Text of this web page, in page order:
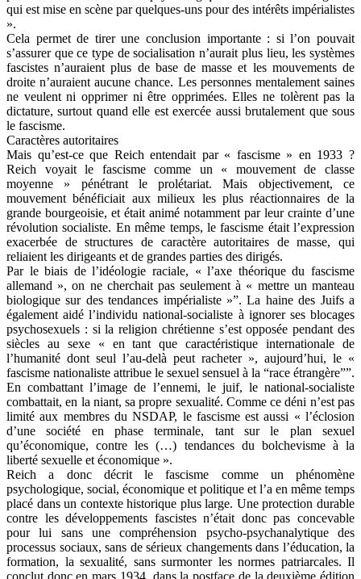
qui est mise en scène par quelques-uns pour des intérêts impérialistes
».
Cela permet de tirer une conclusion importante : si l’on pouvait
s’assurer que ce type de socialisation n’aurait plus lieu, les systèmes
fascistes n’auraient plus de base de masse et les mouvements de
droite n’auraient aucune chance. Les personnes mentalement saines
ne veulent ni opprimer ni être opprimées. Elles ne tolèrent pas la
dictature, surtout quand elle est exercée aussi brutalement que sous
le fascisme.
Caractères autoritaires
Mais qu’est-ce que Reich entendait par « fascisme » en 1933 ?
Reich voyait le fascisme comme un « mouvement de classe
moyenne » pénétrant le prolétariat. Mais objectivement, ce
mouvement bénéficiait aux milieux les plus réactionnaires de la
grande bourgeoisie, et était animé notamment par leur crainte d’une
révolution socialiste. En même temps, le fascisme était l’expression
exacerbée de structures de caractère autoritaires de masse, qui
reliaient les dirigeants et de grandes parties des dirigés.
Par le biais de l’idéologie raciale, « l’axe théorique du fascisme
allemand », on ne cherchait pas seulement à « mettre un manteau
biologique sur des tendances impérialiste »”. La haine des Juifs a
également aidé l’individu national-socialiste à ignorer ses blocages
psychosexuels : si la religion chrétienne s’est opposée pendant des
siècles au sexe « en tant que caractéristique internationale de
l’humanité dont seul l’au-delà peut racheter », aujourd’hui, le «
fascisme nationaliste attribue le sexuel sensuel à la “race étrangère””.
En combattant l’image de l’ennemi, le juif, le national-socialiste
combattait, en la niant, sa propre sexualité. Comme ce déni n’est pas
limité aux membres du NSDAP, le fascisme est aussi « l’éclosion
d’une société en phase terminale, tant sur le plan sexuel
qu’économique, contre les (…) tendances du bolchevisme à la
liberté sexuelle et économique ».
Reich a donc décrit le fascisme comme un phénomène
psychologique, social, économique et politique et l’a en même temps
placé dans un contexte historique plus large. Une protection durable
contre les développements fascistes n’était donc pas concevable
pour lui sans une compréhension psycho-psychanalytique des
processus sociaux, sans de sérieux changements dans l’éducation, la
formation, la sexualité, sans surmonter les normes patriarcales. Il